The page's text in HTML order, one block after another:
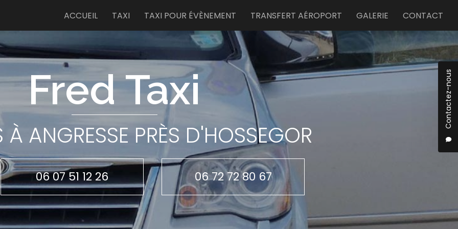
Contactez-nous
ACCUEIL
TAXI TAXI POUR ÉVÈNEMENT TRANSFERT AÉROPORT GALERIE CONTACT
Fred Taxi
ANGRESSE PRÈS D'HOSSEGOR
06 07 51 12 26 06 72 72 80 67